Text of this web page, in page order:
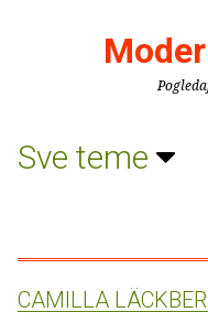
Sve teme
CAMILLA